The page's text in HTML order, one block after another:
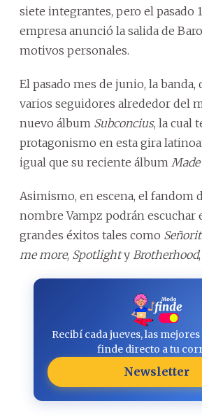
siete integrantes, pero el pasado
empresa anunció la salida de
motivos personales.
El pasado mes de junio, la banda,
varios seguidores alrededor del
nuevo álbum Subconcius, la cual
protagonismo en esta gira
igual que su reciente álbum
Asimismo, en escena, el fandom
nombre Vampz podrán escuchar
grandes éxitos tales como
me more, Spotlighty Brotherhood
Recibí cada jueves, las
finde directo a tu
Newsletter